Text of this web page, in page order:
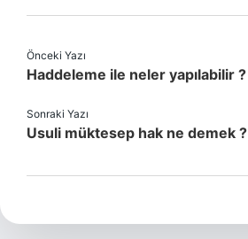
Önceki Yazı
Haddeleme ile neler yapılabilir ?
Sonraki Yazı
Usuli müktesep hak ne demek ?